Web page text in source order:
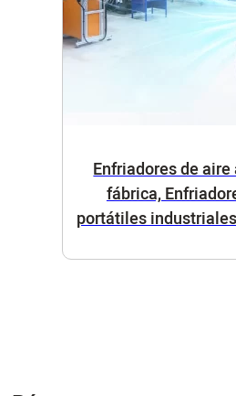
Enfriadores de
fábrica,
portátiles